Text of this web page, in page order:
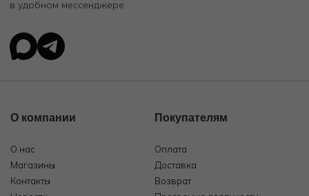
в удобном мессенджере
О компании
О нас
Магазины
Контакты
Покупателям
Оплата
Доставка
Возврат